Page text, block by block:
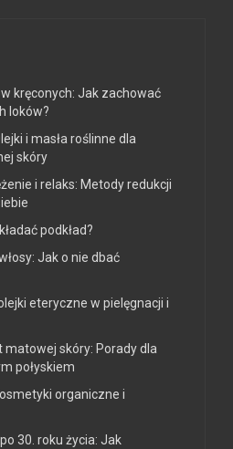
kręconych: Jak zachować
loków?
i masła roślinne dla
skóry
i relaks: Metody redukcji
podkład?
Jak o nie dbać
eteryczne w pielęgnacji i
skóry: Porady dla
połyskiem
organiczne i
30. roku życia: Jak